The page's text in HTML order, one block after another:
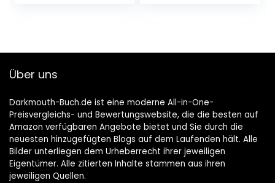
Über uns
Darkmouth-Buch.de ist eine moderne All-in-One-
Preisvergleichs- und Bewertungswebsite, die die besten auf
Amazon verfügbaren Angebote bietet und Sie durch die
neuesten hinzugefügten Blogs auf dem Laufenden hält. Alle
Bilder unterliegen dem Urheberrecht ihrer jeweiligen
Eigentümer. Alle zitierten Inhalte stammen aus ihren
jeweiligen Quellen.